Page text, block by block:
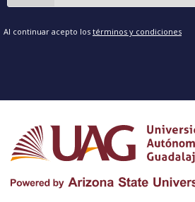
Al continuar acepto los términos y condiciones